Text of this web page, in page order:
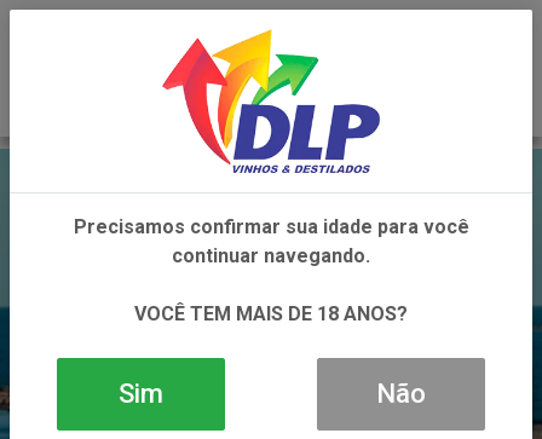
Precisamos confirmar sua idade para você
continuar navegando.
VOCÊ TEM MAIS DE 18 ANOS?
Sim Não